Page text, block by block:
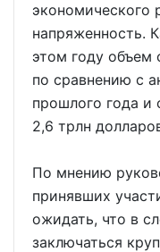
экономического
напряженность.
этом году объем
по сравнению с
прошлого года и
2,6 трлн
По мнению
принявших
ожидать, что в
заключаться